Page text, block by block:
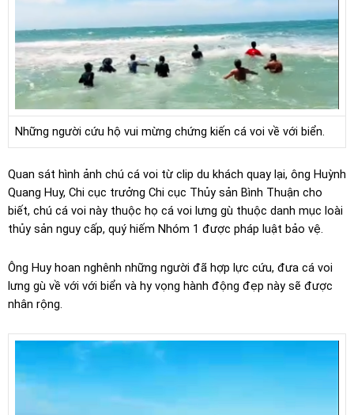
Những người cứu hộ vui mừng chứng kiến cá voi về với biển.
Quan sát hình ảnh chú cá voi từ clip du khách quay lại, ông Huỳnh
Quang Huy, Chi cục trưởng Chi cục Thủy sản Bình Thuận cho
biết, chú cá voi này thuộc họ cá voi lưng gù thuộc danh mục loài
thủy sản nguy cấp, quý hiếm Nhóm 1 được pháp luật bảo vệ.
Ông Huy hoan nghênh những người đã hợp lực cứu, đưa cá voi
lưng gù về với với biển và hy vọng hành động đẹp này sẽ được
nhân rộng.